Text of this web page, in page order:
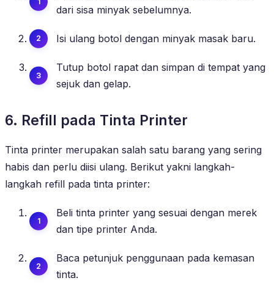
dari sisa minyak sebelumnya.
Isi ulang botol dengan minyak masak baru.
Tutup botol rapat dan simpan di tempat yang
sejuk dan gelap.
6. Refill pada Tinta Printer
Tinta printer merupakan salah satu barang yang sering
habis dan perlu diisi ulang. Berikut yakni langkah-
langkah refill pada tinta printer:
Beli tinta printer yang sesuai dengan merek
dan tipe printer Anda.
Baca petunjuk penggunaan pada kemasan
tinta.